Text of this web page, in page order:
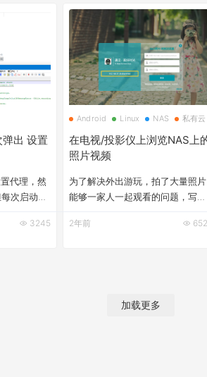
出 设置
代理，然
次启动
对话框，
3245
Android Linux NAS 私有云
在电视/投影仪上浏览NAS上
照片视频
为了解决外出游玩，拍了大量照片
能够一家人一起观看的问题，写了
序，投影到墙上，游玩回来后躺在
片（单文件夹1~10万级别）时加需
2年前
加载更多